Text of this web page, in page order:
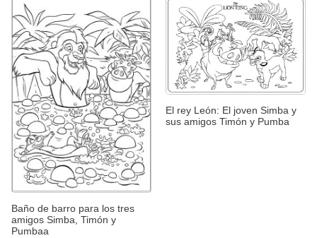
Baño de barro para los tres
amigos Simba, Timón y
Pumbaa
El rey León: El joven Simba y
sus amigos Timón y Pumba